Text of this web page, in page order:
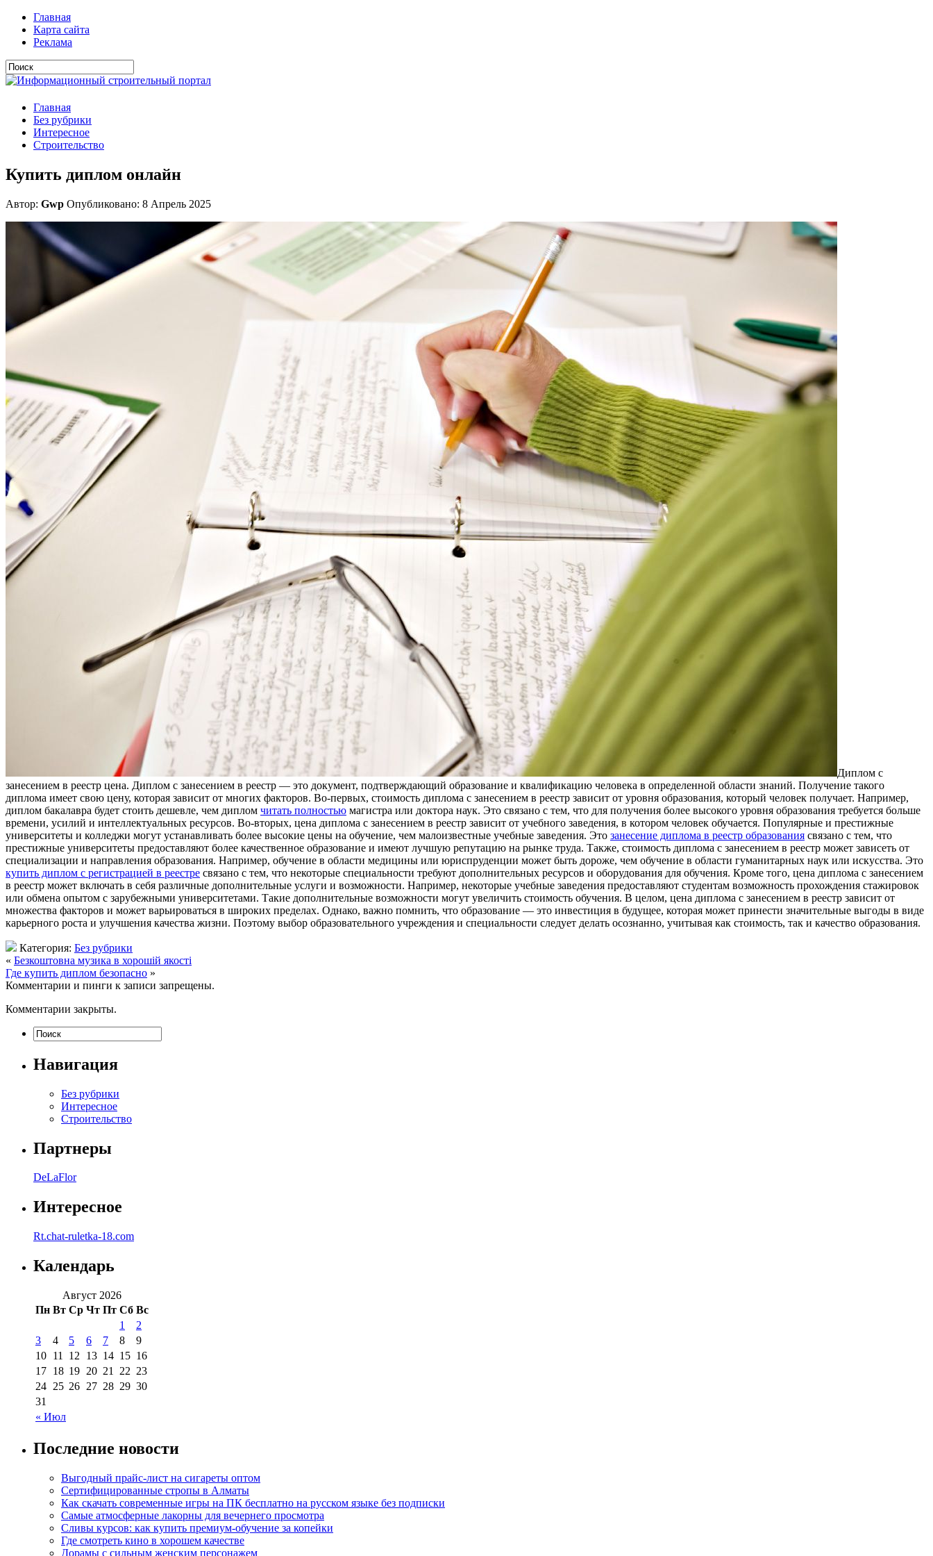
Главная
Карта сайта
Реклама
Главная
Без рубрики
Интересное
Строительство
Купить диплом онлайн
Автор: Gwp Опубликовано: 8 Апрель 2025
Диплом с
занесением в реестр цена. Диплом с занесением в реестр — это документ, подтверждающий образование и квалификацию человека в определенной области знаний. Получение такого
диплома имеет свою цену, которая зависит от многих факторов. Во-первых, стоимость диплома с занесением в реестр зависит от уровня образования, который человек получает. Например,
диплом бакалавра будет стоить дешевле, чем диплом читать полностью магистра или доктора наук. Это связано с тем, что для получения более высокого уровня образования требуется больше
времени, усилий и интеллектуальных ресурсов. Во-вторых, цена диплома с занесением в реестр зависит от учебного заведения, в котором человек обучается. Популярные и престижные
университеты и колледжи могут устанавливать более высокие цены на обучение, чем малоизвестные учебные заведения. Это занесение диплома в реестр образования связано с тем, что
престижные университеты предоставляют более качественное образование и имеют лучшую репутацию на рынке труда. Также, стоимость диплома с занесением в реестр может зависеть от
специализации и направления образования. Например, обучение в области медицины или юриспруденции может быть дороже, чем обучение в области гуманитарных наук или искусства. Это
купить диплом с регистрацией в реестре связано с тем, что некоторые специальности требуют дополнительных ресурсов и оборудования для обучения. Кроме того, цена диплома с занесением
в реестр может включать в себя различные дополнительные услуги и возможности. Например, некоторые учебные заведения предоставляют студентам возможность прохождения стажировок
или обмена опытом с зарубежными университетами. Такие дополнительные возможности могут увеличить стоимость обучения. В целом, цена диплома с занесением в реестр зависит от
множества факторов и может варьироваться в широких пределах. Однако, важно помнить, что образование — это инвестиция в будущее, которая может принести значительные выгоды в виде
карьерного роста и улучшения качества жизни. Поэтому выбор образовательного учреждения и специальности следует делать осознанно, учитывая как стоимость, так и качество образования.
Категория: Без рубрики
« Безкоштовна музика в хорошій якості
Где купить диплом безопасно »
Комментарии и пинги к записи запрещены.
Комментарии закрыты.
Навигация
Без рубрики
Интересное
Строительство
Партнеры
DeLaFlor
Интересное
Rt.chat-ruletka-18.com
Календарь
Август 2026
Пн Вт Ср Чт Пт Сб Вс
« Июл
1
2
3
4 5 6 7 8
9
10 11 12 13 14 15 16
17 18 19 20 21 22 23
24 25 26 27 28 29 30
31
Последние новости
Выгодный прайс-лист на сигареты оптом
Сертифицированные стропы в Алматы
Как скачать современные игры на ПК бесплатно на русском языке без подписки
Самые атмосферные лакорны для вечернего просмотра
Сливы курсов: как купить премиум-обучение за копейки
Где смотреть кино в хорошем качестве
Дорамы с сильным женским персонажем